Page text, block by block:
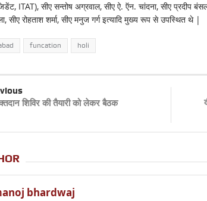
ITAT), सीए सन्तोष अग्रवाल, सीए ऐ. ऍन. चांदना, सीए प्रदीप
सीए रोहताश शर्मा, सीए मनुज गर्ग इत्यादि मुख्य रूप से उपस्थित थे |
funcation holi
शिविर की तैयारी को लेकर बैठक
bhardwaj